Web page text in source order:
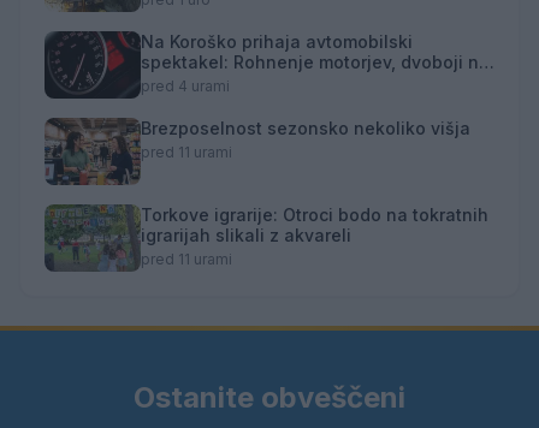
Na Koroško prihaja avtomobilski
spektakel: Rohnenje motorjev, dvoboji na
progah in atraktivni Car Meet
pred 4 urami
Brezposelnost sezonsko nekoliko višja
pred 11 urami
Torkove igrarije: Otroci bodo na tokratnih
igrarijah slikali z akvareli
pred 11 urami
Ostanite obveščeni